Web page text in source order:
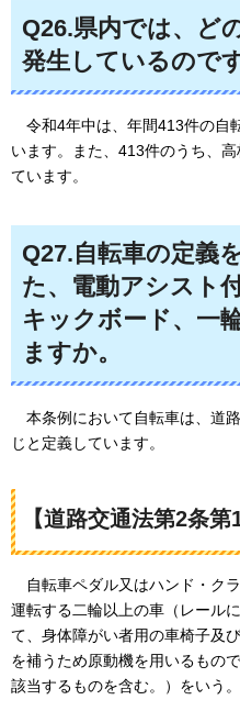
Q26.県内では、ど
発生しているので
令和4年中は、年間413件の自
います。また、413件のうち、
ています。
Q27.自転車の定義
た、電動アシスト
キックボード、一
ますか。
本条例において自転車は、道
じと定義しています。
【道路交通法第2条第
自転車ペダル又はハンド・ク
運転する二輪以上の車（レール
て、身体障がい者用の車椅子及
を補うため原動機を用いるもの
該当するものを含む。）をいう。